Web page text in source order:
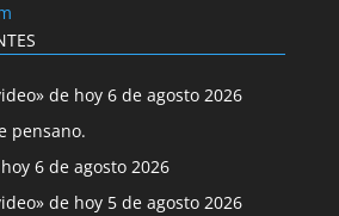
de hoy 6 de agosto 2026
pensano.
6 de agosto 2026
de hoy 5 de agosto 2026